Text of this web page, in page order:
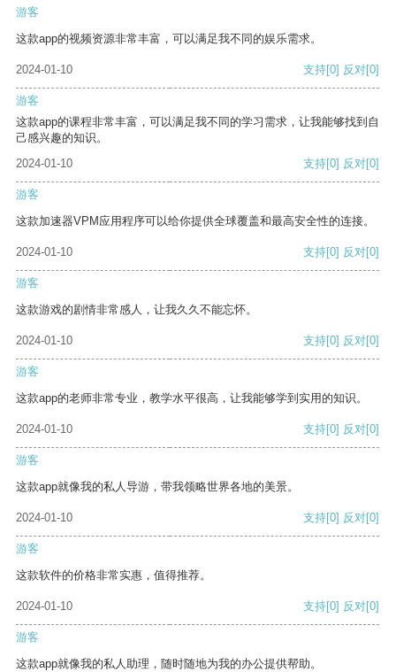
游客
这款app的视频资源非常丰富，可以满足我不同的娱乐需求。
2024-01-10 支持[0] 反对[0]
游客
这款app的课程非常丰富，可以满足我不同的学习需求，让我能够找到自
己感兴趣的知识。
2024-01-10
支持[0] 反对[0]
游客
这款加速器VPM应用程序可以给你提供全球覆盖和最高安全性的连接。
2024-01-10 支持[0] 反对[0]
游客
这款游戏的剧情非常感人，让我久久不能忘怀。
2024-01-10 支持[0] 反对[0]
游客
这款app的老师非常专业，教学水平很高，让我能够学到实用的知识。
2024-01-10 支持[0] 反对[0]
游客
这款app就像我的私人导游，带我领略世界各地的美景。
2024-01-10 支持[0] 反对[0]
游客
这款软件的价格非常实惠，值得推荐。
2024-01-10 支持[0] 反对[0]
游客
这款app就像我的私人助理，随时随地为我的办公提供帮助。